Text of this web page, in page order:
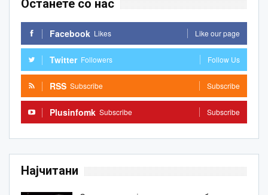
Останете со нас
Facebook Likes Like our page
Twitter Followers Follow Us
RSS Subscribe Subscribe
Plusinfomk Subscribe Subscribe
Најчитани